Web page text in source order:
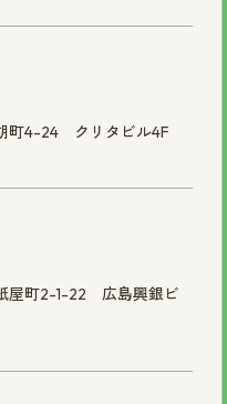
町4-24 クリタビル4F
屋町2-1-22 広島興銀ビ